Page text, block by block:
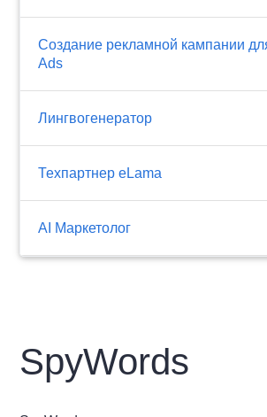
Создание рекламной кампании
Ads
Лингвогенератор
Техпартнер eLama
AI Маркетолог
SpyWords